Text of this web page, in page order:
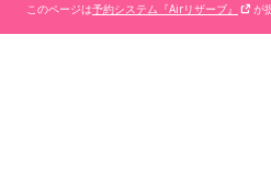
このページは予約システム『Airリザーブ』 が